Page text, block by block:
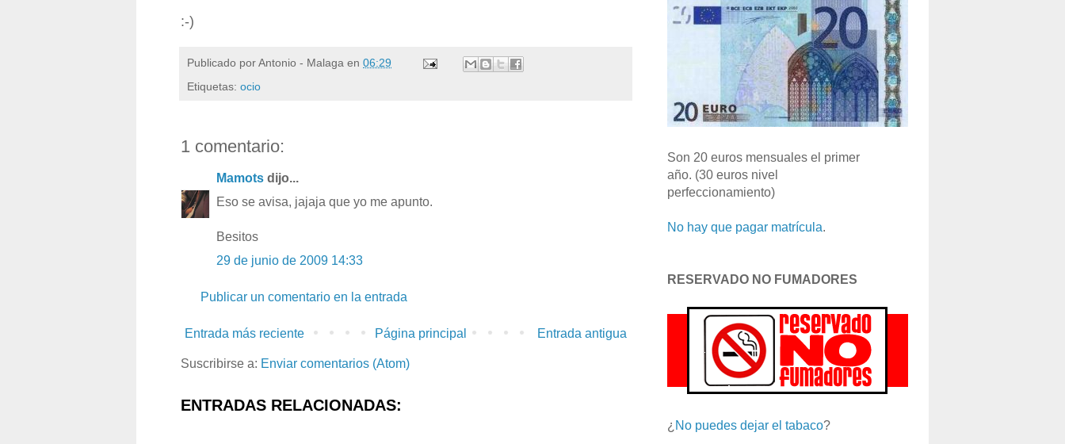
:-)
Publicado porAntonio - Malaga en 06:29
Etiquetas: ocio
1 comentario:
Mamots dijo...
Eso se avisa, jajaja que yo me apunto.
Besitos
29 de junio de 2009 14:33
Publicar un comentario en la entrada
Entrada más reciente Entrada antigua
Página principal
Suscribirse a: Enviar comentarios (Atom)
ENTRADAS RELACIONADAS:
Son 20 euros mensuales el primer
año. (30 euros nivel
perfeccionamiento)
No hay que pagar matrícula.
RESERVADO NO FUMADORES
¿ No puedes dejar el tabaco?